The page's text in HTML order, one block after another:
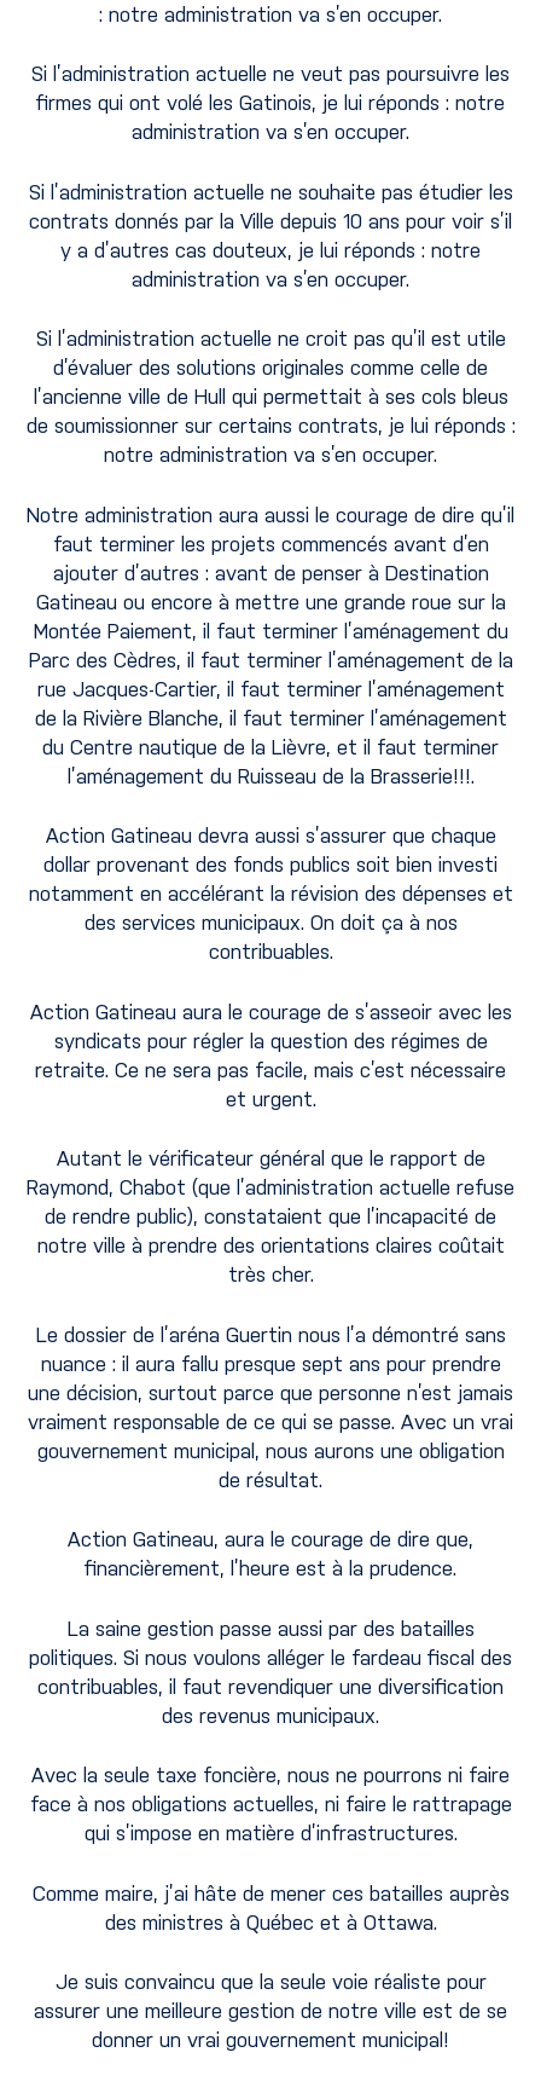
: notre administration va s’en occuper.
Si l’administration actuelle ne veut pas poursuivre les
firmes qui ont volé les Gatinois, je lui réponds : notre
administration va s’en occuper.
Si l’administration actuelle ne souhaite pas étudier les
contrats donnés par la Ville depuis 10 ans pour voir s’il
y a d’autres cas douteux, je lui réponds : notre
administration va s’en occuper.
Si l’administration actuelle ne croit pas qu’il est utile
d’évaluer des solutions originales comme celle de
l’ancienne ville de Hull qui permettait à ses cols bleus
de soumissionner sur certains contrats, je lui réponds :
notre administration va s’en occuper.
Notre administration aura aussi le courage de dire qu’il
faut terminer les projets commencés avant d’en
ajouter d’autres : avant de penser à Destination
Gatineau ou encore à mettre une grande roue sur la
Montée Paiement, il faut terminer l’aménagement du
Parc des Cèdres, il faut terminer l’aménagement de la
rue Jacques-Cartier, il faut terminer l’aménagement
de la Rivière Blanche, il faut terminer l’aménagement
du Centre nautique de la Lièvre, et il faut terminer
l’aménagement du Ruisseau de la Brasserie!!!.
Action Gatineau devra aussi s’assurer que chaque
dollar provenant des fonds publics soit bien investi
notamment en accélérant la révision des dépenses et
des services municipaux. On doit ça à nos
contribuables.
Action Gatineau aura le courage de s’asseoir avec les
syndicats pour régler la question des régimes de
retraite. Ce ne sera pas facile, mais c’est nécessaire
et urgent.
Autant le vérificateur général que le rapport de
Raymond, Chabot (que l’administration actuelle refuse
de rendre public), constataient que l’incapacité de
notre ville à prendre des orientations claires coûtait
très cher.
Le dossier de l’aréna Guertin nous l’a démontré sans
nuance : il aura fallu presque sept ans pour prendre
une décision, surtout parce que personne n’est jamais
vraiment responsable de ce qui se passe. Avec un vrai
gouvernement municipal, nous aurons une obligation
de résultat.
Action Gatineau, aura le courage de dire que,
financièrement, l’heure est à la prudence.
La saine gestion passe aussi par des batailles
politiques. Si nous voulons alléger le fardeau fiscal des
contribuables, il faut revendiquer une diversification
des revenus municipaux.
Avec la seule taxe foncière, nous ne pourrons ni faire
face à nos obligations actuelles, ni faire le rattrapage
qui s’impose en matière d’infrastructures.
Comme maire, j’ai hâte de mener ces batailles auprès
des ministres à Québec et à Ottawa.
Je suis convaincu que la seule voie réaliste pour
assurer une meilleure gestion de notre ville est de se
donner un vrai gouvernement municipal!